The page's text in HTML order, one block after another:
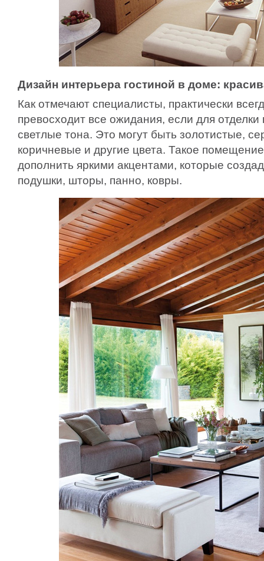
Дизайн интерьера гостиной в доме:
Как отмечают специалисты, практически
превосходит все ожидания, если для отделки
светлые тона. Это могут быть золотистые,
коричневые и другие цвета. Такое
дополнить яркими акцентами, которые
подушки, шторы, панно, ковры.